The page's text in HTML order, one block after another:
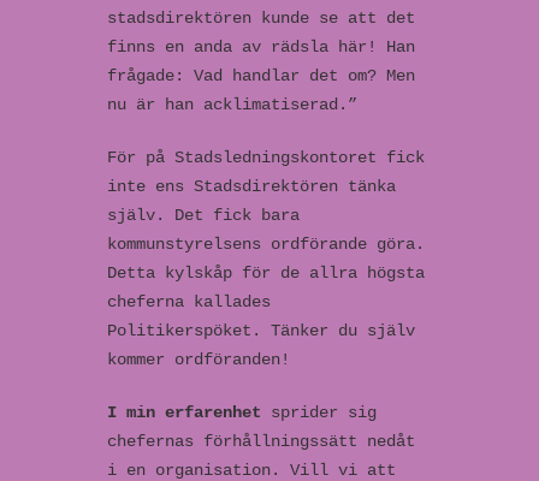
stadsdirektören kunde se att det
finns en anda av rädsla här! Han
frågade: Vad handlar det om? Men
nu är han acklimatiserad.”
För på Stadsledningskontoret fick
inte ens Stadsdirektören tänka
själv. Det fick bara
kommunstyrelsens ordförande göra.
Detta kylskåp för de allra högsta
cheferna kallades
Politikerspöket. Tänker du själv
kommer ordföranden!
I min erfarenhet sprider sig
chefernas förhållningssätt nedåt
i en organisation. Vill vi att